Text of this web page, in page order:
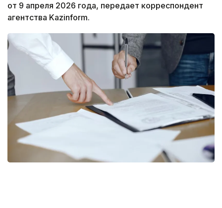
от 9 апреля 2026 года, передает корреспондент
агентства Kazinform.